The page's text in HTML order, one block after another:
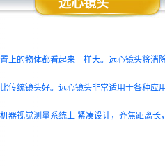
远心镜头
上的物体都看起来一样大。远心镜头将消
传统镜头好。远心镜头非常适用于各种应
视觉测量系统上 紧凑设计，齐焦距离长